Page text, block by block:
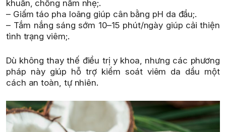
khuẩn, chống nấm nhẹ;.
– Giấm táo pha loãng giúp cân bằng pH da đầu;.
– Tắm nắng sáng sớm 10–15 phút/ngày giúp cải thiện
tình trạng viêm;.
Dù không thay thế điều trị y khoa, nhưng các phương
pháp này giúp hỗ trợ kiểm soát viêm da dầu một
cách an toàn, tự nhiên.